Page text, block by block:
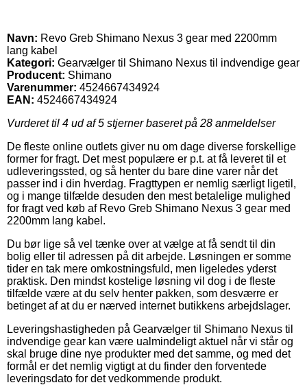
Navn: Revo Greb Shimano Nexus 3 gear med 2200mm
lang kabel
Kategori: Gearvælger til Shimano Nexus til indvendige gear
Producent: Shimano
Varenummer: 4524667434924
EAN: 4524667434924
Vurderet til 4 ud af 5 stjerner baseret på 28 anmeldelser
De fleste online outlets giver nu om dage diverse forskellige
former for fragt. Det mest populære er p.t. at få leveret til et
udleveringssted, og så henter du bare dine varer når det
passer ind i din hverdag. Fragttypen er nemlig særligt ligetil,
og i mange tilfælde desuden den mest betalelige mulighed
for fragt ved køb af Revo Greb Shimano Nexus 3 gear med
2200mm lang kabel.
Du bør lige så vel tænke over at vælge at få sendt til din
bolig eller til adressen på dit arbejde. Løsningen er somme
tider en tak mere omkostningsfuld, men ligeledes yderst
praktisk. Den mindst kostelige løsning vil dog i de fleste
tilfælde være at du selv henter pakken, som desværre er
betinget af at du er nærved internet butikkens arbejdslager.
Leveringshastigheden på Gearvælger til Shimano Nexus til
indvendige gear kan være ualmindeligt aktuel når vi står og
skal bruge dine nye produkter med det samme, og med det
formål er det nemlig vigtigt at du finder den forventede
leveringsdato for det vedkommende produkt.